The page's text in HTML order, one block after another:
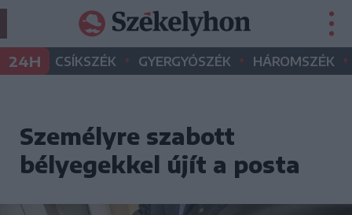
24H CSÍKSZÉK • GYERGYÓSZÉK • HÁROMSZÉK •
Személyre szabott
bélyegekkel újít a posta